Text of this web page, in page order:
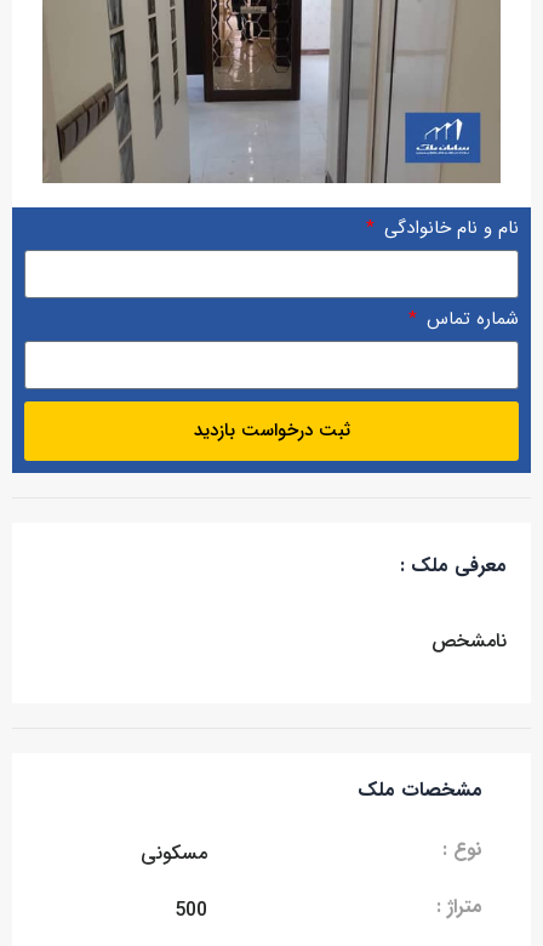
نام و نام خانوادگی
شماره تماس
ثبت درخواست بازدید
معرفی ملک :
نامشخص
مشخصات ملک
نوع :
مسکونی
متراژ :
500